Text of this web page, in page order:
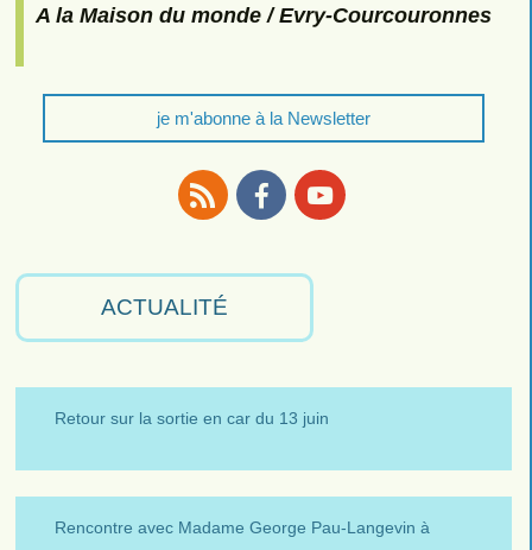
A la Maison du monde / Evry-Courcouronnes
je m'abonne à la Newsletter
ACTUALITÉ
Retour sur la sortie en car du 13 juin
Rencontre avec Madame George Pau-Langevin à